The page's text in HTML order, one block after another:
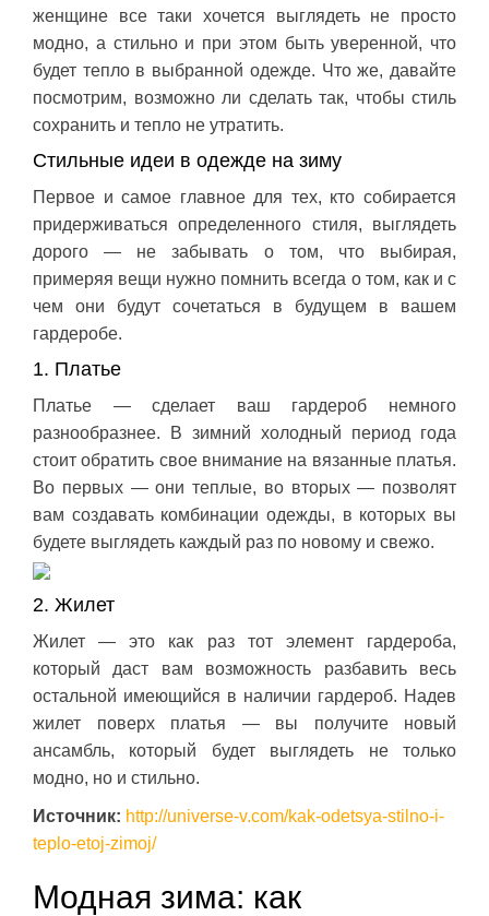
женщине все таки хочется выглядеть не просто
модно, а стильно и при этом быть уверенной, что
будет тепло в выбранной одежде. Что же, давайте
посмотрим, возможно ли сделать так, чтобы стиль
сохранить и тепло не утратить.
Стильные идеи в одежде на зиму
Первое и самое главное для тех, кто собирается
придерживаться определенного стиля, выглядеть
дорого — не забывать о том, что выбирая,
примеряя вещи нужно помнить всегда о том, как и с
чем они будут сочетаться в будущем в вашем
гардеробе.
1. Платье
Платье — сделает ваш гардероб немного
разнообразнее. В зимний холодный период года
стоит обратить свое внимание на вязанные платья.
Во первых — они теплые, во вторых — позволят
вам создавать комбинации одежды, в которых вы
будете выглядеть каждый раз по новому и свежо.
2. Жилет
Жилет — это как раз тот элемент гардероба,
который даст вам возможность разбавить весь
остальной имеющийся в наличии гардероб. Надев
жилет поверх платья — вы получите новый
ансамбль, который будет выглядеть не только
модно, но и стильно.
Источник: http://universe-v.com/kak-odetsya-stilno-i-
teplo-etoj-zimoj/
Модная зима: как